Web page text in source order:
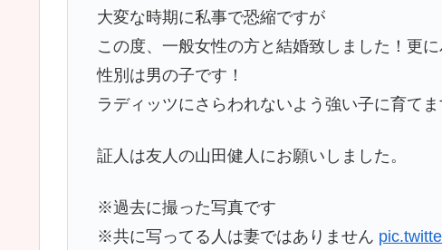
大変な時期に私事で恐縮ですが
この度、一般女性の方と結婚致しました！更に
性別は男の子です！
ラディッツにさらわれないよう強い子に育てま
証人は友人の山田健人にお願いしました。
※過去に撮った写真です
※共に写ってる人は妻ではありません